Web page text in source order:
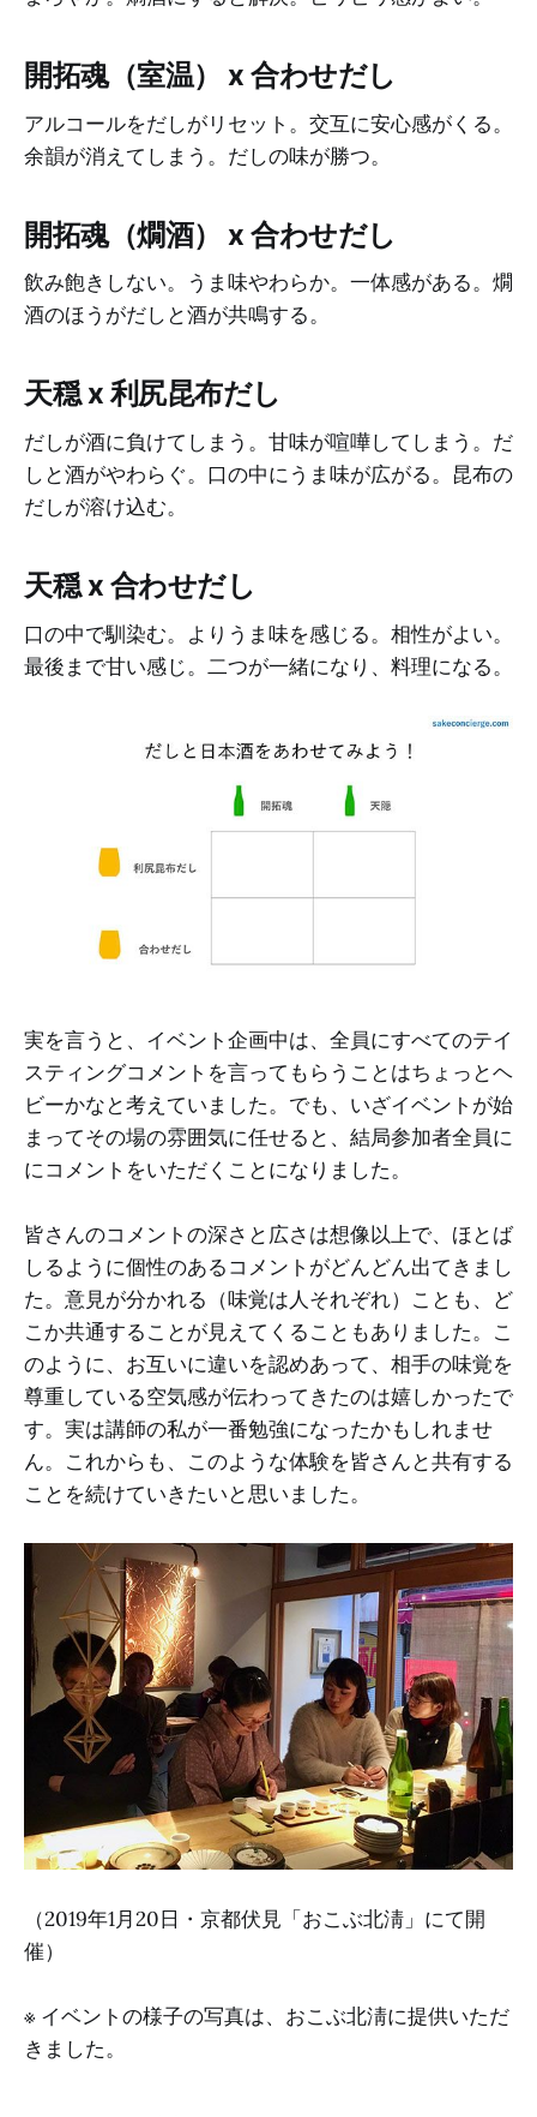
開拓魂（室温） x 合わせだし
アルコールをだしがリセット。交互に安心感がくる。
余韻が消えてしまう。だしの味が勝つ。
開拓魂（燗酒） x 合わせだし
飲み飽きしない。うま味やわらか。一体感がある。燗
酒のほうがだしと酒が共鳴する。
天穏 x 利尻昆布だし
だしが酒に負けてしまう。甘味が喧嘩してしまう。だ
しと酒がやわらぐ。口の中にうま味が広がる。昆布の
だしが溶け込む。
天穏 x 合わせだし
口の中で馴染む。よりうま味を感じる。相性がよい。
最後まで甘い感じ。二つが一緒になり、料理になる。
実を言うと、イベント企画中は、全員にすべてのテイ
スティングコメントを言ってもらうことはちょっとヘ
ビーかなと考えていました。でも、いざイベントが始
まってその場の雰囲気に任せると、結局参加者全員に
にコメントをいただくことになりました。
皆さんのコメントの深さと広さは想像以上で、ほとば
しるように個性のあるコメントがどんどん出てきまし
た。意見が分かれる（味覚は人それぞれ）ことも、ど
こか共通することが見えてくることもありました。こ
のように、お互いに違いを認めあって、相手の味覚を
尊重している空気感が伝わってきたのは嬉しかったで
す。実は講師の私が一番勉強になったかもしれませ
ん。これからも、このような体験を皆さんと共有する
ことを続けていきたいと思いました。
（2019年1月20日・京都伏見「おこぶ北淸」にて開
催）
※ イベントの様子の写真は、おこぶ北淸に提供いただ
きました。